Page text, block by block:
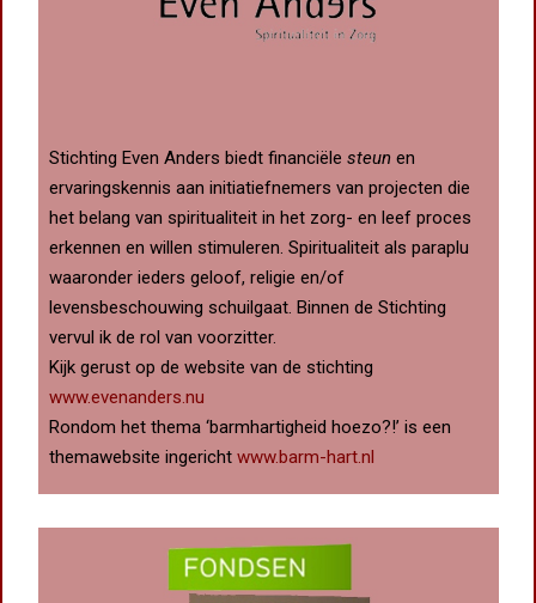
Stichting Even Anders biedt financiële steunen
ervaringskennis aan initiatiefnemers van projecten die
het belang van spiritualiteit in het zorg- en leef proces
erkennen en willen stimuleren. Spiritualiteit als paraplu
waaronder ieders geloof, religie en/of
levensbeschouwing schuilgaat. Binnen de Stichting
vervul ik de rol van voorzitter.
Kijk gerust op de website van de stichting
www.evenanders.nu
Rondom het thema ‘barmhartigheid hoezo?!’ is een
themawebsite ingericht www.barm-hart.nl